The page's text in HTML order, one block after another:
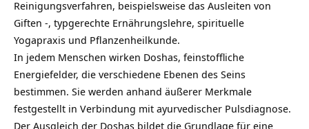
Reinigungsverfahren, beispielsweise das Ausleiten von
Giften -, typgerechte Ernährungslehre, spirituelle
Yogapraxis und Pflanzenheilkunde.
In jedem Menschen wirken Doshas, feinstoffliche
Energiefelder, die verschiedene Ebenen des Seins
bestimmen. Sie werden anhand äußerer Merkmale
festgestellt in Verbindung mit ayurvedischer Pulsdiagnose.
Der Ausgleich der Doshas bildet die Grundlage für eine